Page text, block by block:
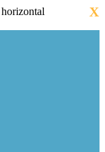
horizontal
X